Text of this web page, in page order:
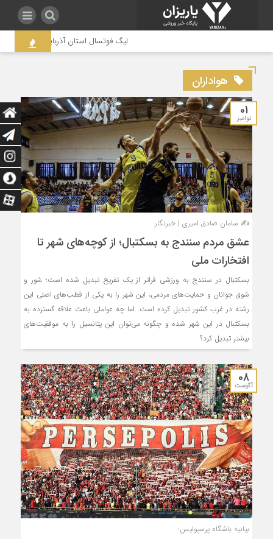
لیگ فوتسال استان آذربایجان غربی به
هواداران
01
نوامبر
✍️ سامان صادق امیری | خبرنگار
عشق مردم سنندج به بسکتبال؛ از کوچه‌های شهر تا
افتخارات ملی
بسکتبال در سنندج به ورزشی فراتر از یک تفریح تبدیل شده است؛ شور و
شوق جوانان و حمایت‌های مردمی، این شهر را به یکی از قطب‌های اصلی این
رشته در غرب کشور تبدیل کرده است. اما چه عواملی باعث علاقه گسترده به
بسکتبال در این شهر شده و چگونه می‌توان این پتانسیل را به موفقیت‌های
بیشتر تبدیل کرد؟
08
آگوست
بیانیه باشگاه پرسپولیس: